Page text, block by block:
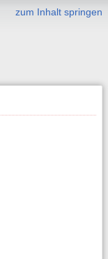
zum Inhalt springen